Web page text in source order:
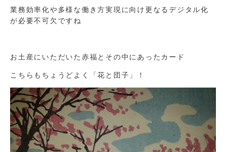
業務効率化や多様な働き方実現に向け更なるデジタル化
が必要不可欠ですね
お土産にいただいた赤福とその中にあったカード
こちらもちょうどよく「花と団子」！